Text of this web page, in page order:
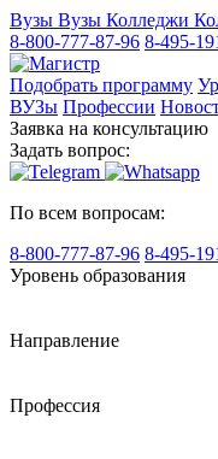
Вузы Вузы Колледжи
8-800-777-87-96 8-495-
Подобрать программу
ВУЗы Профессии
Заявка на консультацию
Задать вопрос:
По всем вопросам:
8-800-777-87-96 8-495-
Уровень образования
Направление
Профессия